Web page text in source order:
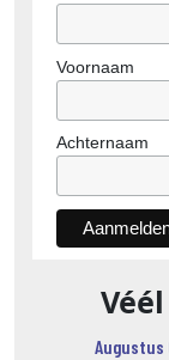
Voornaam
Achternaam
Augustus